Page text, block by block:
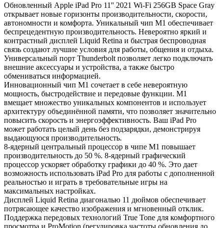
Обновленный Apple iPad Pro 11'' 2021 Wi-Fi 256GB Space Gray
открывает новые горизонты производительности, скорости,
автономности и комфорта. Уникальный чип М1 обеспечивает
беспрецедентную производительность. Невероятно яркий и
контрастный дисплей Liquid Retina и быстрая беспроводная
связь создают лучшие условия для работы, общения и отдыха.
Универсальный порт Thunderbolt позволяет легко подключать
внешние аксессуары и устройства, а также быстро
обмениваться информацией.
Инновационный чип М1 сочетает в себе невероятную
мощность, быстродействие и передовые функции. M1
вмещает множество уникальных компонентов и использует
архитектуру объединённой памяти, что позволяет значительно
повысить скорость и энергоэффективность. Ваш iPad Pro
может работать целый день без подзарядки, демонстрируя
выдающуюся производительность.
8-ядерный центральный процессор в чипе М1 повышает
производительность до 50 %. 8-ядерный графический
процессор ускоряет обработку графики до 40 %. Это дает
возможность использовать iPad Pro для работы с дополненной
реальностью и играть в требовательные игры на
максимальных настройках.
Дисплей Liquid Retina диагональю 11 дюймов обеспечивает
потрясающее качество изображения и мгновенный отклик.
Поддержка передовых технологий True Tone для комфортного
просмотра и ProMotion (регулировка частоты обновления до